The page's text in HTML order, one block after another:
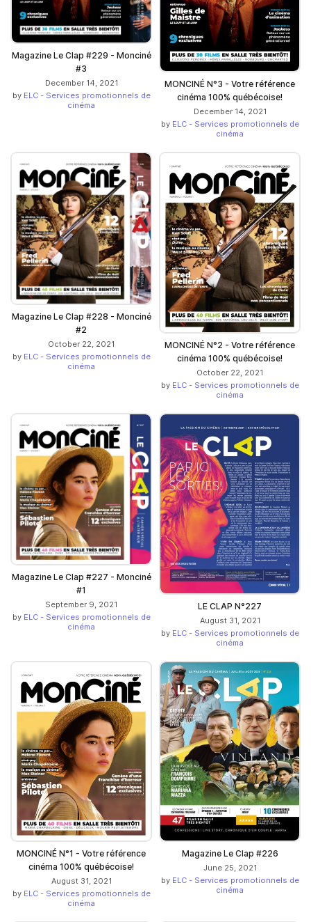
Magazine Le Clap #229 - Monciné
#3
December 14, 2021
by ELC - Services promotionnels de
cinéma
MONCINÉ N°3 - Votre référence
cinéma 100% québécoise!
December 14, 2021
by ELC - Services promotionnels de
cinéma
Magazine Le Clap #228 - Monciné
#2
October 22, 2021
by ELC - Services promotionnels de
cinéma
MONCINÉ N°2 - Votre référence
cinéma 100% québécoise!
October 22, 2021
by ELC - Services promotionnels de
cinéma
Magazine Le Clap #227 - Monciné
#1
September 9, 2021
by ELC - Services promotionnels de
cinéma
LE CLAP N°227
August 31, 2021
by ELC - Services promotionnels de
cinéma
MONCINÉ N°1 - Votre référence
cinéma 100% québécoise!
August 31, 2021
by ELC - Services promotionnels de
cinéma
Magazine Le Clap #226
June 25, 2021
by ELC - Services promotionnels de
cinéma